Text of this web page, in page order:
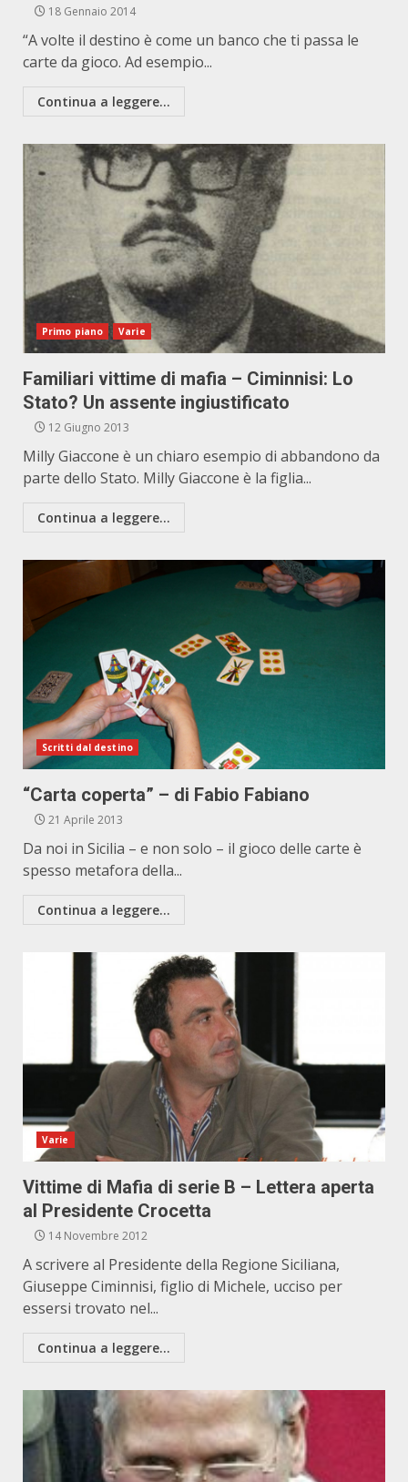
18 Gennaio 2014
“A volte il destino è come un banco che ti passa le
carte da gioco. Ad esempio...
Continua a leggere...
Primo piano Varie
Familiari vittime di mafia – Ciminnisi: Lo
Stato? Un assente ingiustificato
12 Giugno 2013
Milly Giaccone è un chiaro esempio di abbandono da
parte dello Stato. Milly Giaccone è la figlia...
Continua a leggere...
Scritti dal destino
“Carta coperta” – di Fabio Fabiano
21 Aprile 2013
Da noi in Sicilia – e non solo – il gioco delle carte è
spesso metafora della...
Continua a leggere...
Varie
Vittime di Mafia di serie B – Lettera aperta
al Presidente Crocetta
14 Novembre 2012
A scrivere al Presidente della Regione Siciliana,
Giuseppe Ciminnisi, figlio di Michele, ucciso per
essersi trovato nel...
Continua a leggere...